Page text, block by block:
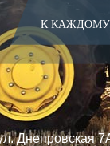
К
Днепровская